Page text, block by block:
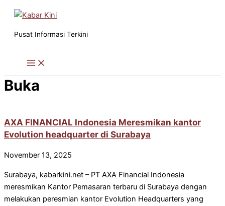
content
Pusat Informasi Terkini
Buka
AXA FINANCIAL Indonesia Meresmikan kantor
Evolution headquarter di Surabaya
November 13, 2025
Surabaya, kabarkini.net – PT AXA Financial Indonesia
meresmikan Kantor Pemasaran terbaru di Surabaya dengan
melakukan peresmian kantor Evolution Headquarters yang